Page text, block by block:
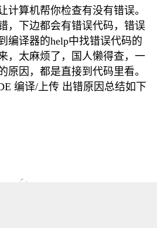
计算机帮你检查有没有错误。
，下边都会有错误代码，错误
编译器的help中找错误代码的
，太麻烦了，国人懒得查，一
原因，都是直接到代码里看。
编译/上传 出错原因总结如下